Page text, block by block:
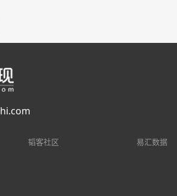
韬客社区 易汇数据